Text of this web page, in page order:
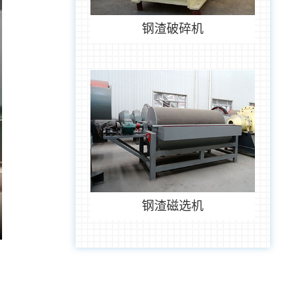
钢渣破碎机
钢渣磁选机